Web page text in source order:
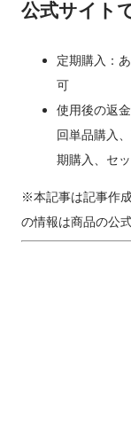
公式サイト
定期購入：
可
使用後の返
回単品購入
期購入、セ
※本記事は記事作
の情報は商品の公